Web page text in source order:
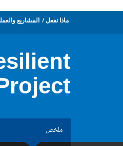
ماذا نفعل المشاريع
ملخص